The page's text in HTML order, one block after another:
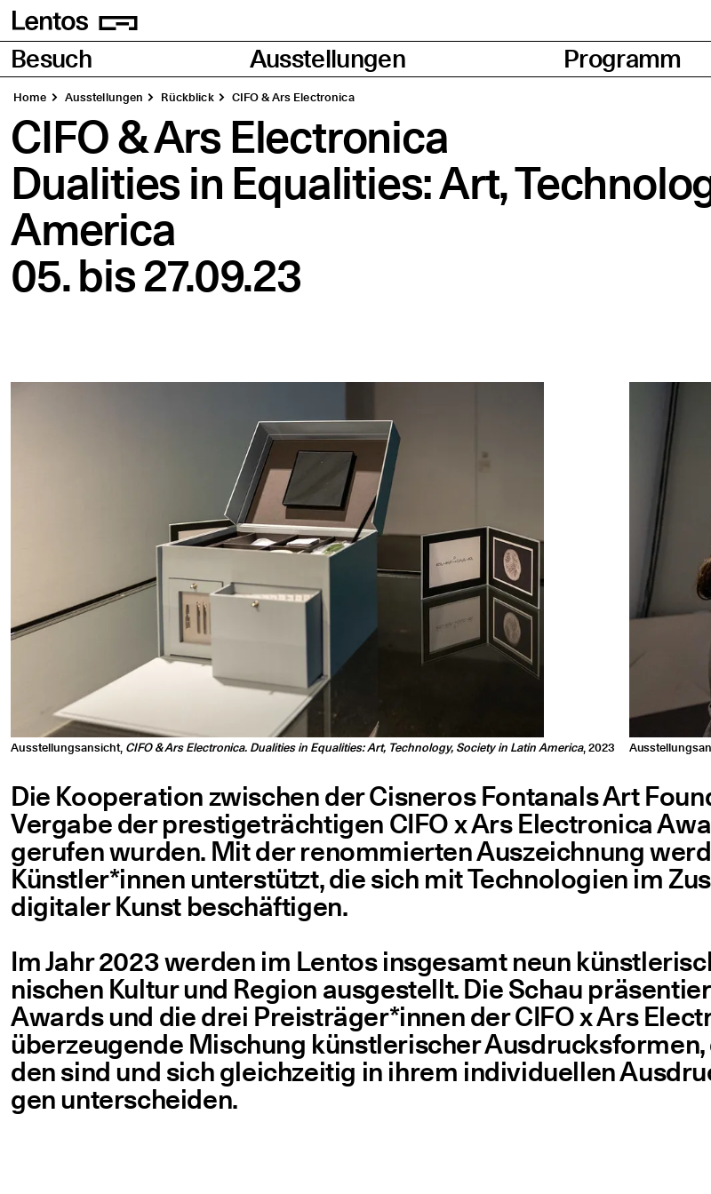
Homepage
Seiten
Besuch Ausstellungen Programm
Home Aus­stel­lun­gen Rück­blick CIFO & Ars Electronica
CIFO & Ars Electronica
Dua­li­ties in Equa­li­ties: Art,
America
05.bis27.09.23
Ausstellungsansicht, CIFO & Ars Electronica. Dualities in Equalities: Art, Technology, Society in Latin America, 2023
Die Koope­ra­ti­on zwi­schen der Cis­ne­ros Font­anals Art
Ver­ga­be der pres­ti­ge­träch­ti­gen CIFO x Ars Elec­tro­ni­ca
geru­fen wur­den. Mit der renom­mier­ten Aus­zeich­nung
Künstler*innen unter­stützt, die sich mit Tech­no­lo­gien im
digi­ta­ler Kunst beschäftigen.
Im Jahr 2023 wer­den im Lentos ins­ge­samt neun
ni­schen Kul­tur und Regi­on aus­ge­stellt. Die Schau
Awards und die drei Preisträger*innen der CIFO x Ars
über­zeu­gen­de Mischung künst­le­ri­scher
den sind und sich gleich­zei­tig in ihrem indi­vi­du­el­len
gen unterscheiden.